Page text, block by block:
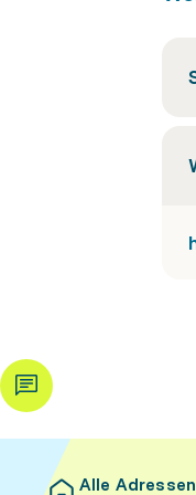
Alle